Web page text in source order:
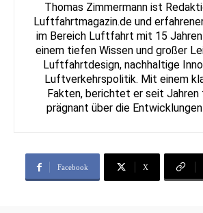
Thomas Zimmermann ist
Luftfahrtmagazin.de und
im Bereich Luftfahrt mit 15 Jahren
einem tiefen Wissen und großer
Luftfahrtdesign, nachhaltige
Luftverkehrspolitik. Mit einem
Fakten, berichtet er seit Jahren
prägnant über die
Facebook X